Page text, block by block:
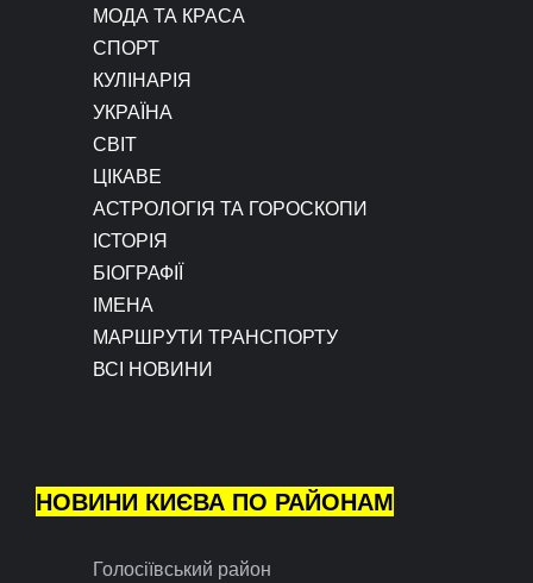
МОДА ТА КРАСА
СПОРТ
КУЛІНАРІЯ
УКРАЇНА
СВІТ
ЦІКАВЕ
АСТРОЛОГІЯ ТА ГОРОСКОПИ
ІСТОРІЯ
БІОГРАФІЇ
ІМЕНА
МАРШРУТИ ТРАНСПОРТУ
ВСІ НОВИНИ
НОВИНИ КИЄВА ПО РАЙОНАМ
Голосіївський район